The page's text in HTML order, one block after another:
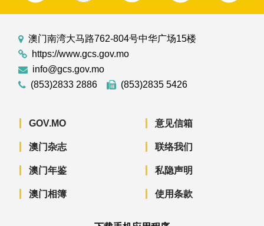
澳门南湾大马路762-804号中华广场15楼
https://www.gcs.gov.mo
info@gcs.gov.mo
(853)2833 2886
(853)2835 5426
GOV.MO
澳门杂志
澳门年鉴
澳门相簿
意见信箱
联络我们
私隐声明
使用条款